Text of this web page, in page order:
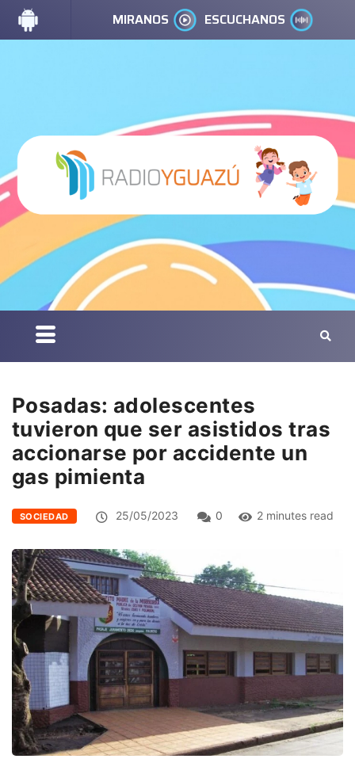
MIRANOS ESCUCHANOS
Posadas: adolescentes
tuvieron que ser asistidos tras
accionarse por accidente un
gas pimienta
SOCIEDAD 25/05/2023 0 2 minutes read